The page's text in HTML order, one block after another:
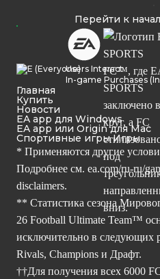
Перейти к
Users Interact
In-game Purchases
Главная
Купить
Новости
EA app для Windows
EA app или Origin для Mac
Спортивные игры Игры
* Применяются другие
Подробнее см. ea.com/ru-ru/
disclaimers.
** Статистика сезона
26 Football Ultimate Team™
исключительно в следующих
Rivals, Champions и Драфт.
††Для получения всех 6000